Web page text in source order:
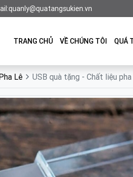
TRANG CHỦ VỀ CHÚNG TÔI QUÁ
Lê USB quà tặng - Chất liệu